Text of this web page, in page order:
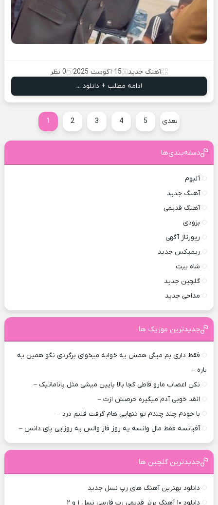
آهنگ جدید 15 آگوست 2025
0 نظر
ادامه مطلب + دانلود ...
1 2 3 4 5 بعدی
دسته‌بندی‌ها
آلبوم
آهنگ جدید
آهنگ قدیمی
بزودی
رپورتاژ آگهی
ریمیکس جدید
شاه بیت
گلچین جدید
مداحی جدید
جدیدترین موزیک ها
فقط داری بم میگی همش یه خوابه میخوای برگردی نگو همین یه
باره –
نکن اعصاب مارو قاطی کجا بالا پایین میشی مثل پاناماتیک –
انقد خوبی آدم میگیره حرصش ازت –
با خودم چند چندم تو تنهایی هام گرفت قلبم درد –
آفیانسه فقط مال وانسه یه روز فاز والس یه روزایی پای دانس –
جدیدترین گلچین ها
دانلود بهترین آهنگ های رپ نسل جدید
دانلود ۱۰ آهنگ برتر قدیمی رپ فارسی نسل ۱ و ۲